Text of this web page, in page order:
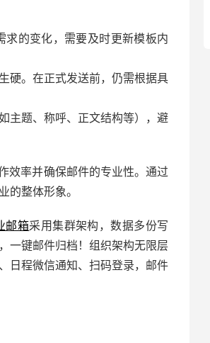
的变化，需要及时更新模板内
硬。在正式发送前，仍需根据具
主题、称呼、正文结构等），避
效率并确保邮件的专业性。通过
的整体形象。
邮箱采用集群架构，数据多份写
一键邮件归档！组织架构无限层
日程微信通知、扫码登录，邮件